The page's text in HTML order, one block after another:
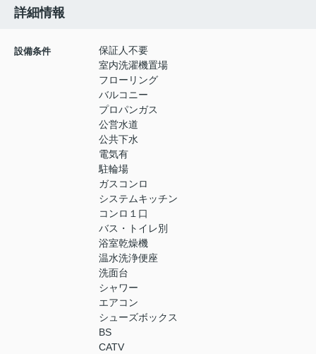
詳細情報
設備条件
保証人不要
室内洗濯機置場
フローリング
バルコニー
プロパンガス
公営水道
公共下水
電気有
駐輪場
ガスコンロ
システムキッチン
コンロ１口
バス・トイレ別
浴室乾燥機
温水洗浄便座
洗面台
シャワー
エアコン
シューズボックス
BS
CATV